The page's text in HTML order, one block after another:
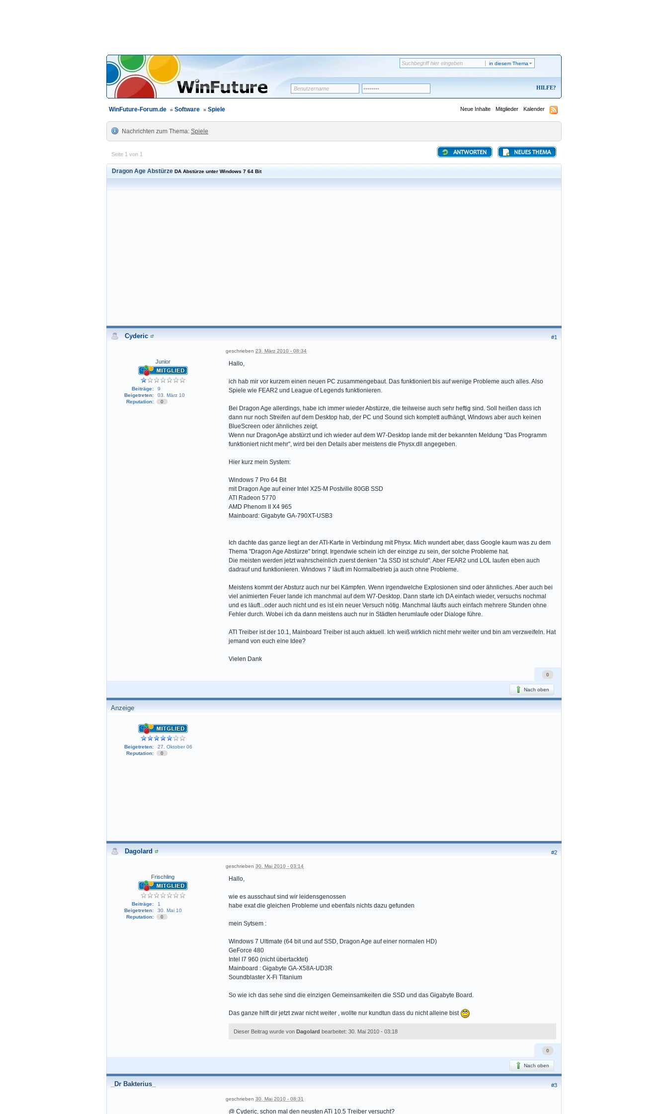
in diesem Thema
HILFE
WinFuture-Forum.de » Software » Spiele Neue Inhalte Mitglieder Kalender
Nachrichten zum Thema: Spiele
Seite 1 von 1 NEUES THEMA
ANTWORTEN
Dragon Age Abstürze DA Abstürze unter Windows 7 64 Bit
#1
Cyderic
Junior
Beiträge:
9
Beigetreten:
03. März 10
Reputation:
0
geschrieben 23. März 2010 - 08:34
Hallo,
ich hab mir vor kurzem einen neuen PC zusammengebaut. Das funktioniert bis auf wenige Probleme auch alles. Also
Spiele wie FEAR2 und League of Legends funktionieren.
Bei Dragon Age allerdings, habe ich immer wieder Abstürze, die teilweise auch sehr heftig sind. Soll heißen dass ich
dann nur noch Streifen auf dem Desktop hab, der PC und Sound sich komplett aufhängt, Windows aber auch keinen
BlueScreen oder ähnliches zeigt.
Wenn nur DragonAge abstürzt und ich wieder auf dem W7-Desktop lande mit der bekannten Meldung "Das Programm
funktioniert nicht mehr", wird bei den Details aber meistens die Physx.dll angegeben.
Hier kurz mein System:
Windows 7 Pro 64 Bit
mit Dragon Age auf einer Intel X25-M Postville 80GB SSD
ATI Radeon 5770
AMD Phenom II X4 965
Mainboard: Gigabyte GA-790XT-USB3
Ich dachte das ganze liegt an der ATI-Karte in Verbindung mit Physx. Mich wundert aber, dass Google kaum was zu dem
Thema "Dragon Age Abstürze" bringt. Irgendwie schein ich der einzige zu sein, der solche Probleme hat.
Die meisten werden jetzt wahrscheinlich zuerst denken "Ja SSD ist schuld". Aber FEAR2 und LOL laufen eben auch
dadrauf und funktionieren. Windows 7 läuft im Normalbetrieb ja auch ohne Probleme.
Meistens kommt der Absturz auch nur bei Kämpfen. Wenn irgendwelche Explosionen sind oder ähnliches. Aber auch bei
viel animierten Feuer lande ich manchmal auf dem W7-Desktop. Dann starte ich DA einfach wieder, versuchs nochmal
und es läuft...oder auch nicht und es ist ein neuer Versuch nötig. Manchmal läufts auch einfach mehrere Stunden ohne
Fehler durch. Wobei ich da dann meistens auch nur in Städten herumlaufe oder Dialoge führe.
ATI Treiber ist der 10.1, Mainboard Treiber ist auch aktuell. Ich weiß wirklich nicht mehr weiter und bin am verzweifeln. Hat
jemand von euch eine Idee?
Vielen Dank
0
Nach oben
Anzeige
Beigetreten:
27. Oktober 06
Reputation:
0
#2
Dagolard
Frischling
Beiträge:
1
Beigetreten:
30. Mai 10
Reputation:
0
geschrieben 30. Mai 2010 - 03:14
Hallo,
wie es ausschaut sind wir leidensgenossen
habe exat die gleichen Probleme und ebenfals nichts dazu gefunden
mein Sytsem :
Windows 7 Ultimate (64 bit und auf SSD, Dragon Age auf einer normalen HD)
GeForce 480
Intel I7 960 (nicht übertacktet)
Mainboard : Gigabyte GA-X58A-UD3R
Soundblaster X-Fi Titanium
So wie ich das sehe sind die einzigen Gemeinsamkeiten die SSD und das Gigabyte Board.
Das ganze hilft dir jetzt zwar nicht weiter , wollte nur kundtun dass du nicht alleine bist
Dieser Beitrag wurde von Dagolard bearbeitet: 30. Mai 2010 - 03:18
0
Nach oben
#3
_Dr Bakterius_
geschrieben 30. Mai 2010 - 08:31
@ Cyderic, schon mal den neusten ATi 10.5 Treiber versucht?